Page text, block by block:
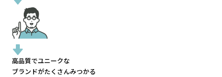
高品質でユニークな
ブランドがたくさんみつかる